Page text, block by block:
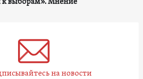
на новости